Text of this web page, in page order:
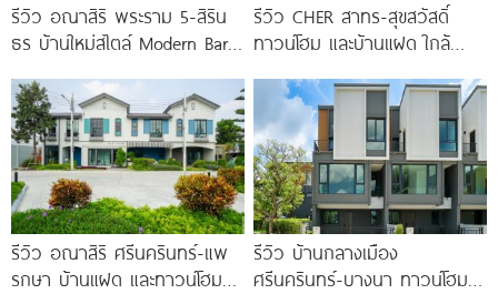
รีวิว อณาสิริ พระราม 5-สิริน
ธร บ้านใหม่สไตล์ Modern Barn
รีวิว CHER สาทร-สุขสวัสดิ์
ทาวน์โฮม และบ้านแฝด ใกล้
ใต้ สถานีแยกประชาอุทิศ เริ่ม
3.59
รีวิว อณาสิริ ศรีนครินทร์-แพ
รกษา บ้านแฝด และทาวน์โฮม
รีวิว บ้านกลางเมือง
ศรีนครินทร์-บางนา ทาวน์โฮม 3